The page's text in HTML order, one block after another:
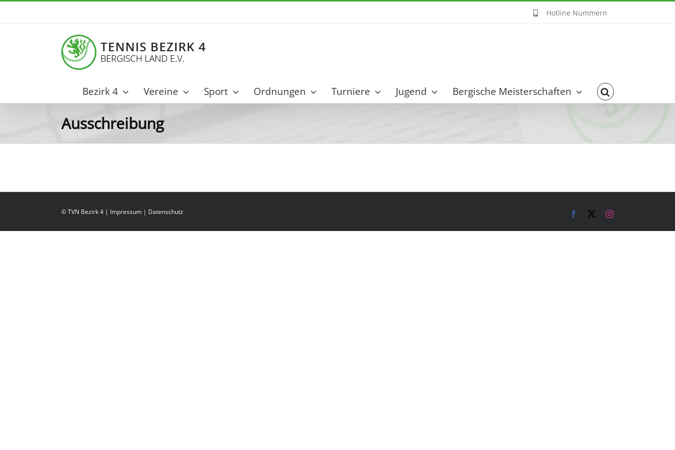
Inhalt
Hotline Nummern
Bezirk 4 Vereine Sport Ordnungen Turniere Jugend Bergische Meisterschaften
Ausschreibung
© TVN Bezirk 4 | Impressum | Datenschutz Facebook Instagram